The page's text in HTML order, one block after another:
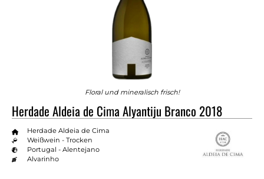
Floral und mineralisch frisch!
Herdade Aldeia de Cima Alyantiju Branco 2018
Herdade Aldeia de Cima
Weißwein - Trocken
Portugal - Alentejano
Alvarinho